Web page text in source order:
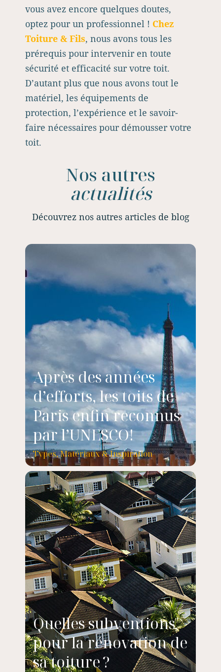
vous avez encore quelques doutes,
optez pour un professionnel ! Chez
Toiture & Fils, nous avons tous les
prérequis pour intervenir en toute
sécurité et efficacité sur votre toit.
D’autant plus que nous avons tout le
matériel, les équipements de
protection, l’expérience et le savoir-
faire nécessaires pour démousser votre
toit.
Nos autres
actualités
Découvrez nos autres articles de blog
Après des années
d’efforts, les toits de
Paris enfin reconnus
par l’UNESCO!
Types, Matériaux & Inspiration
Quelles subventions
pour la rénovation de
sa toiture ?